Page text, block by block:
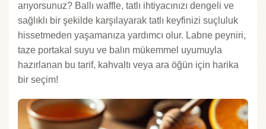
arıyorsunuz? Ballı waffle, tatlı ihtiyacınızı dengeli ve
sağlıklı bir şekilde karşılayarak tatlı keyfinizi suçluluk
hissetmeden yaşamanıza yardımcı olur. Labne peyniri,
taze portakal suyu ve balın mükemmel uyumuyla
hazırlanan bu tarif, kahvaltı veya ara öğün için harika
bir seçim!